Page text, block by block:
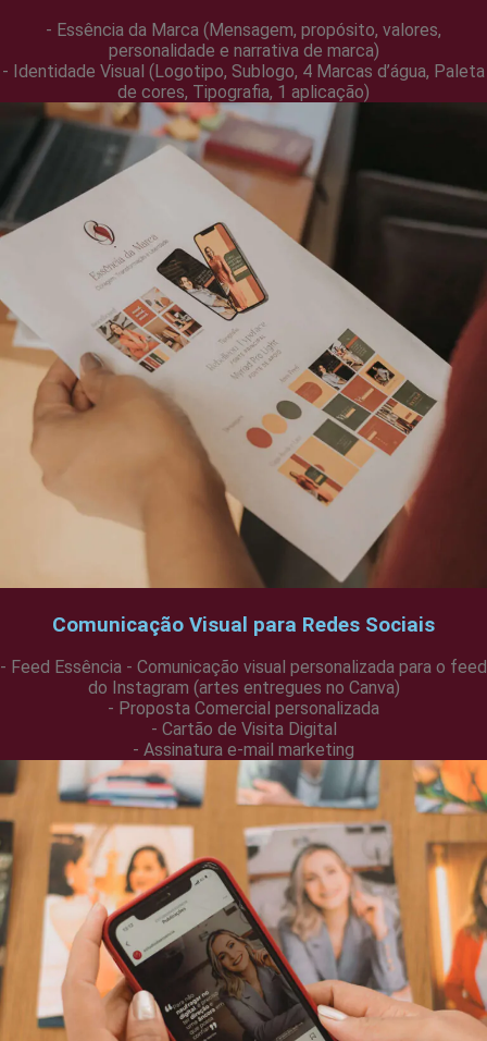
- Essência da Marca (Mensagem, propósito, valores,
personalidade e narrativa de marca)
- Identidade Visual (Logotipo, Sublogo, 4 Marcas d’água, Paleta
de cores, Tipografia, 1 aplicação)
Comunicação Visual para Redes Sociais
- Feed Essência - Comunicação visual personalizada para o feed
do Instagram (artes entregues no Canva)
- Proposta Comercial personalizada
- Cartão de Visita Digital
- Assinatura e-mail marketing